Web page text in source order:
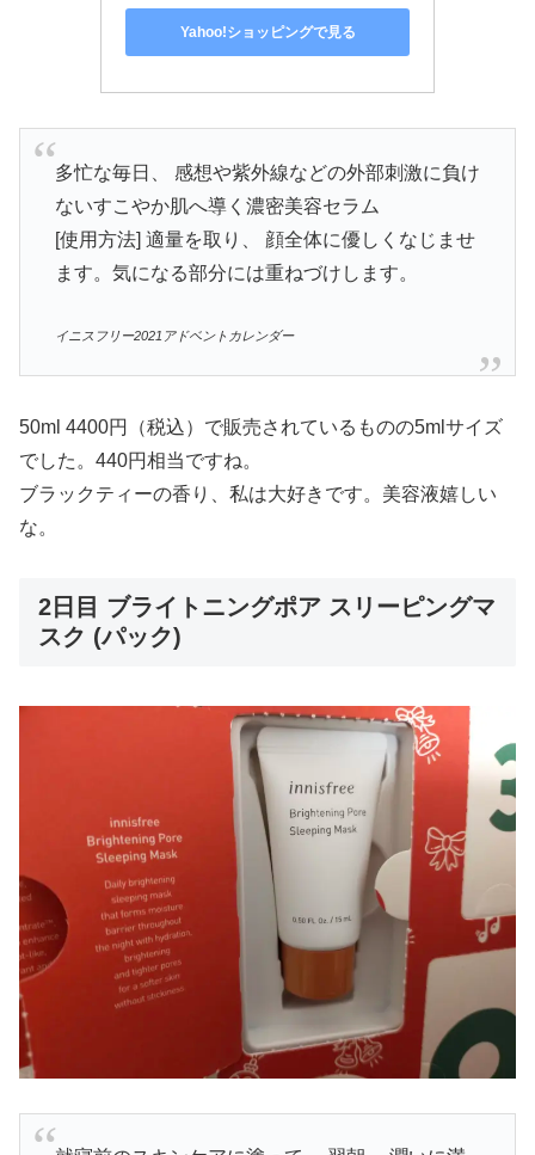
Yahoo!ショッピングで見る
多忙な毎日、 感想や紫外線などの外部刺激に負け
ないすこやか肌へ導く濃密美容セラム
[使用方法] 適量を取り、 顔全体に優しくなじませ
ます。気になる部分には重ねづけします。
イニスフリー2021アドベントカレンダー
50ml 4400円（税込）で販売されているものの5mlサイズ
でした。440円相当ですね。
ブラックティーの香り、私は大好きです。美容液嬉しい
な。
2日目 ブライトニングポア スリーピングマ
スク (パック)